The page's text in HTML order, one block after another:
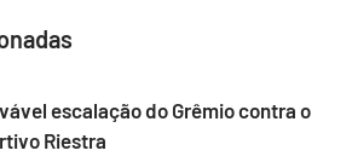
escalação do Grêmio contra o
Riestra